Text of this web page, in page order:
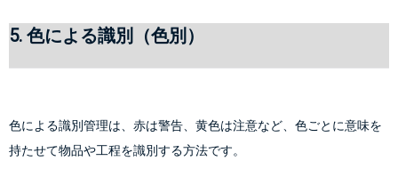
5. 色による識別（色別）
色による識別管理は、赤は警告、黄色は注意など、色ごとに意味を
持たせて物品や工程を識別する方法です。